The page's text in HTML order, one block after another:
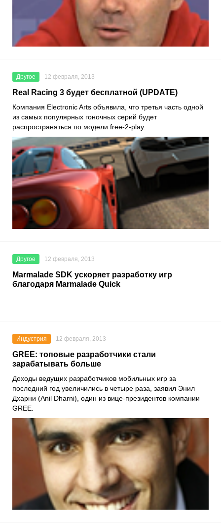
Другое 12 февраля, 2013
Real Racing 3 будет бесплатной (UPDATE)
Компания Electronic Arts объявила, что третья часть одной
из самых популярных гоночных серий будет
распространяться по модели free-2-play.
Другое 12 февраля, 2013
Marmalade SDK ускоряет разработку игр
благодаря Marmalade Quick
Индустрия 12 февраля, 2013
GREE: топовые разработчики стали
зарабатывать больше
Доходы ведущих разработчиков мобильных игр за
последний год увеличились в четыре раза, заявил Энил
Дхарни (Anil Dharni), один из вице-президентов компании
GREE.